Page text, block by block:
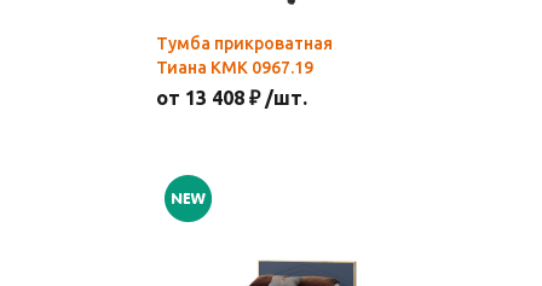
Тумба прикроватная
Тиана КМК 0967.19
от 13 408 ₽ /шт.